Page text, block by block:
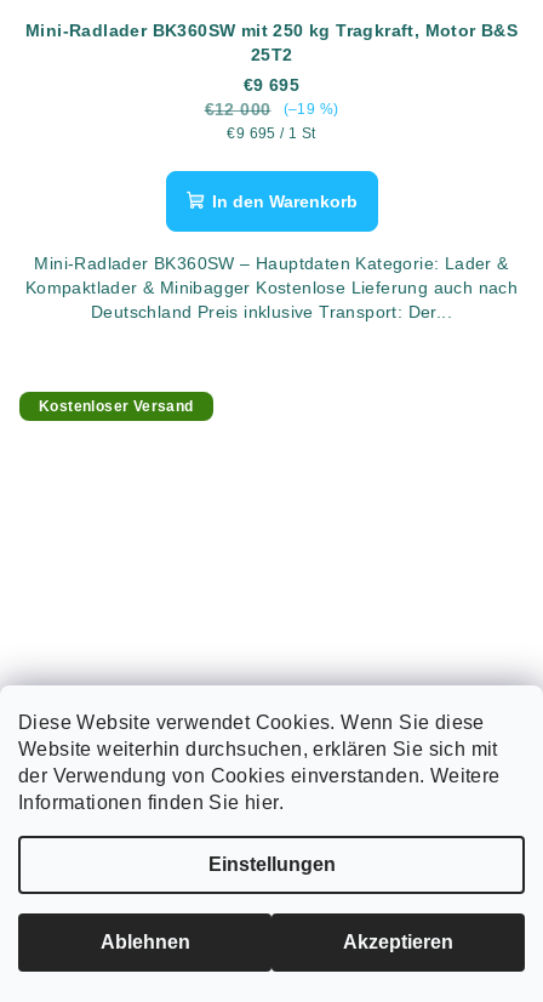
Diese Website verwendet Cookies. Wenn Sie diese
Website weiterhin durchsuchen, erklären Sie sich mit
der Verwendung von Cookies einverstanden. Weitere
Informationen finden Sie hier.
Einstellungen
Ablehnen Akzeptieren
Mini-Radlader BK360SW mit 250 kg Tragkraft, Motor B&S
25T2
€9 695
€12 000
(–19 %)
Verkaufspreis:
€9 695 / 1 St
In den Warenkorb
Mini-Radlader BK360SW – Hauptdaten Kategorie: Lader &
Kompaktlader & Minibagger Kostenlose Lieferung auch nach
Deutschland Preis inklusive Transport: Der...
Kostenloser Versand
Mini-Radlader Berger Kraus BK323S – mit Skid-Steer-
€12 844
In den Warenkorb